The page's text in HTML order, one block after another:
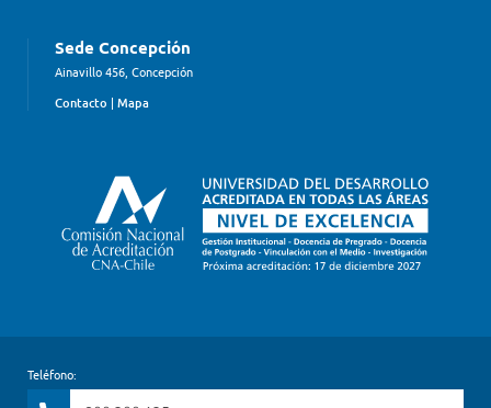
Sede Concepción
Ainavillo 456, Concepción
Contacto | Mapa
Teléfono: